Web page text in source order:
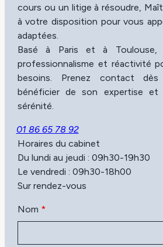
cours ou un litige à résoudre,
à votre disposition pour vous
adaptées.
Basé à Paris et à Toulouse,
professionnalisme et réactivité
besoins. Prenez contact
bénéficier de son expertise
sérénité.
01 86 65 78 92
Horaires du cabinet
Du lundi au jeudi : 09h30-19h30
Le vendredi : 09h30-18h00
Sur rendez-vous
Nom *